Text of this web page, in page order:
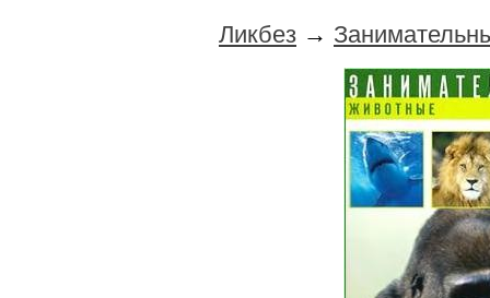
Ликбез →